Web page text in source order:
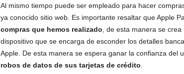
Al mismo tiempo puede ser empleado para hacer
ya conocido sitio web. Es importante resaltar que Apple
compras que hemos realizado , de esta manera se
dispositivo que se encarga de esconder los detalles
Apple. De esta manera se espera ganar la confianza del
robos de datos de sus tarjetas de crédito